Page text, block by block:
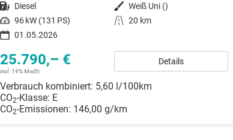
Kraftstoff Diesel Außenfarbe Weiß Uni ()
Leistung 96 kW (131 PS) Kilometerstand 20 km
01.05.2026
25.790,– €
incl. 19% MwSt.
Details
Verbrauch kombiniert: 5,60 l/100km
CO2-Klasse: E
CO2-Emissionen: 146,00 g/km